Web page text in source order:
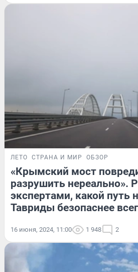
ЛЕТО СТРАНА И МИР ОБЗОР
«Крымский мост
разрушить нереально».
экспертами, какой путь
Тавриды безопаснее
16 июня, 2024, 11:00 1 948 2